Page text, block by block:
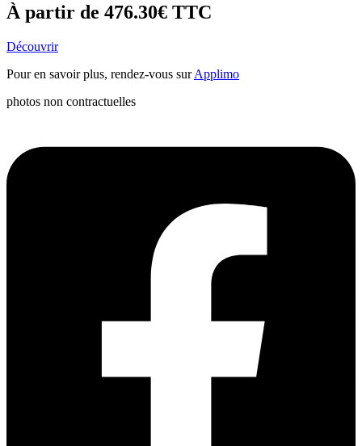
À partir de 476.30€ TTC
Découvrir
Pour en savoir plus, rendez-vous surApplimo
photos non contractuelles